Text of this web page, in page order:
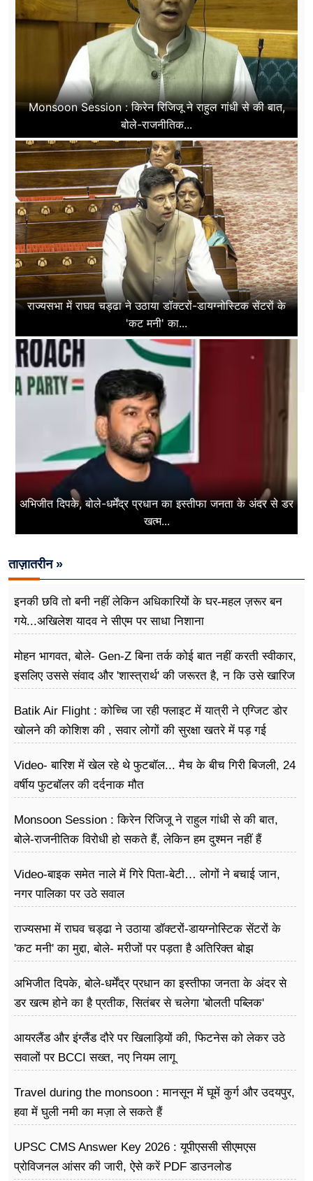
Monsoon Session : किरेन रिजिजू ने राहुल गांधी से की बात,
बोले-राजनीतिक...
राज्यसभा में राघव चड्ढा ने उठाया डॉक्टरों-डायग्नोस्टिक सेंटरों के
'कट मनी' का...
अभिजीत दिपके, बोले-धर्मेंद्र प्रधान का इस्तीफा जनता के अंदर से डर
खत्म...
ताज़ातरीन »
इनकी छवि तो बनी नहीं लेकिन अधिकारियों के घर-महल ज़रूर बन
गये...अखिलेश यादव ने सीएम पर साधा​ निशाना
मोहन भागवत, बोले- Gen-Z बिना तर्क कोई बात नहीं करती स्वीकार,
इसलिए उससे संवाद और 'शास्त्रार्थ' की जरूरत है, न कि उसे खारिज
Batik Air Flight : कोच्चि जा रही फ्लाइट में यात्री ने एग्जिट डोर
खोलने की कोशिश की , सवार लोगों की सुरक्षा खतरे में पड़ गई
Video- बारिश में खेल रहे थे फुटबॉल... मैच के बीच गिरी बिजली, 24
वर्षीय फुटबॉलर की दर्दनाक मौत
Monsoon Session : किरेन रिजिजू ने राहुल गांधी से की बात,
बोले-राजनीतिक विरोधी हो सकते हैं, लेकिन हम दुश्मन नहीं हैं
Video-बाइक समेत नाले में गिरे पिता-बेटी… लोगों ने बचाई जान,
नगर पालिका पर उठे सवाल
राज्यसभा में राघव चड्ढा ने उठाया डॉक्टरों-डायग्नोस्टिक सेंटरों के
'कट मनी' का मुद्दा, बोले- मरीजों पर पड़ता है अ​तिरिक्त बोझ
अभिजीत दिपके, बोले-धर्मेंद्र प्रधान का इस्तीफा जनता के अंदर से
डर खत्म होने का है प्रतीक, सितंबर से चलेगा 'बोलती पब्लिक'
आयरलैंड और इंग्लैंड दौरे पर खिलाड़ियों की, फिटनेस को लेकर उठे
सवालों पर BCCI सख्त, नए नियम लागू
Travel during the monsoon : मानसून में घूमें कुर्ग और उदयपुर,
हवा में घुली नमी का मज़ा ले सकते हैं
UPSC CMS Answer Key 2026 : यूपीएससी सीएमएस
प्रोविजनल आंसर की जारी, ऐसे करें PDF डाउनलोड